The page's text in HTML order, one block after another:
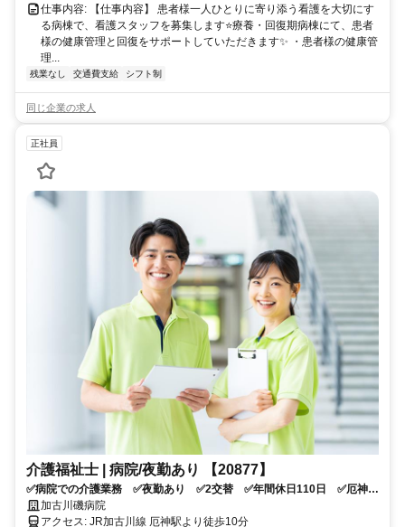
仕事内容: 【仕事内容】 患者様一人ひとりに寄り添う看護を大切にす
る病棟で、看護スタッフを募集します⭐️療養・回復期病棟にて、患者
様の健康管理と回復をサポートしていただきます✨ ・患者様の健康管
理...
残業なし 交通費支給 シフト制
同じ企業の求人
正社員
介護福祉士 | 病院/夜勤あり 【20877】
✅病院での介護業務 ✅夜勤あり ✅2交替 ✅年間休日110日 ✅厄神駅
より徒歩10分 ✅応募資格：介護福祉士 ✅応募条件：介護系資格をお
持ちの方
加古川磯病院
アクセス: JR加古川線 厄神駅より徒歩10分